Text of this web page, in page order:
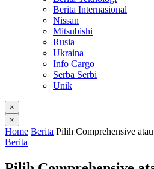
Berita Internasional
Nissan
Mitsubishi
Rusia
Ukraina
Info Cargo
Serba Serbi
Unik
×
×
Home Berita Pilih Comprehensive
Berita